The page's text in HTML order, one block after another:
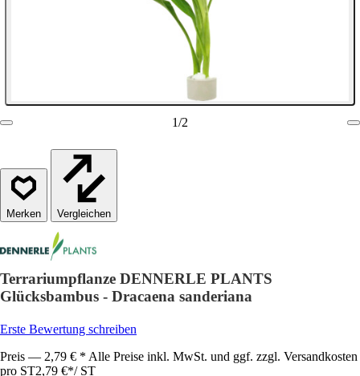
1/2
Vergleichen
Terrariumpflanze DENNERLE PLANTS
Glücksbambus - Dracaena sanderiana
Erste Bewertung schreiben
Preis — 2,79 € * Alle Preise inkl. MwSt. und ggf. zzgl. Versandkosten
pro ST2,79 €*/ ST